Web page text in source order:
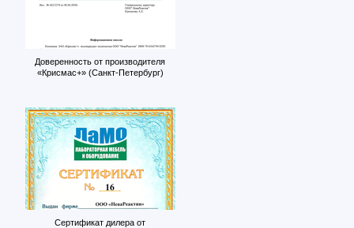
Доверенность от производителя
«Крисмас+» (Санкт-Петербург)
Сертификат дилера от